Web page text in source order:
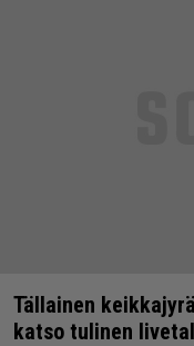
Tällainen
katso tulinen